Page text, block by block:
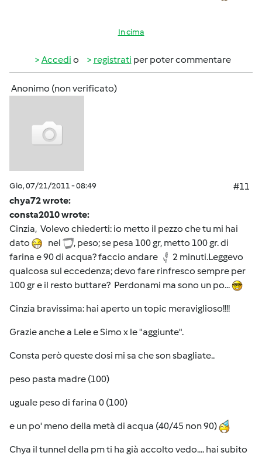
In cima
Accedi o registrati per poter commentare
Anonimo (non verificato)
Gio, 07/21/2011 - 08:49
#11
chya72 wrote:
consta2010 wrote:
Cinzia, Volevo chiederti: io metto il pezzo che tu mi hai
dato
nel
, peso; se pesa 100 gr, metto 100 gr. di
farina e 90 di acqua? faccio andare
2 minuti.Leggevo
qualcosa sul eccedenza; devo fare rinfresco sempre per
100 gr e il resto buttare? Perdonami ma sono un po...
Cinzia bravissima: hai aperto un topic meraviglioso!!!!
Grazie anche a Lele e Simo x le "aggiunte".
Consta però queste dosi mi sa che son sbagliate..
peso pasta madre (100)
uguale peso di farina 0 (100)
e un po' meno della metà di acqua (40/45 non 90)
Chya il tunnel della pm ti ha già accolto vedo.... hai subito